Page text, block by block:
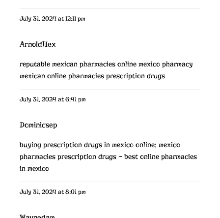
July 31, 2024 at 12:11 pm
ArnoldHex
reputable mexican pharmacies online mexico pharmacy
mexican online pharmacies prescription drugs
July 31, 2024 at 6:41 pm
Dominicsep
buying prescription drugs in mexico online: mexico
pharmacies prescription drugs – best online pharmacies
in mexico
July 31, 2024 at 8:01 pm